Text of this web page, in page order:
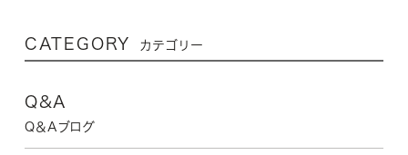
CATEGORY カテゴリー
Q&A
Q＆Aブログ